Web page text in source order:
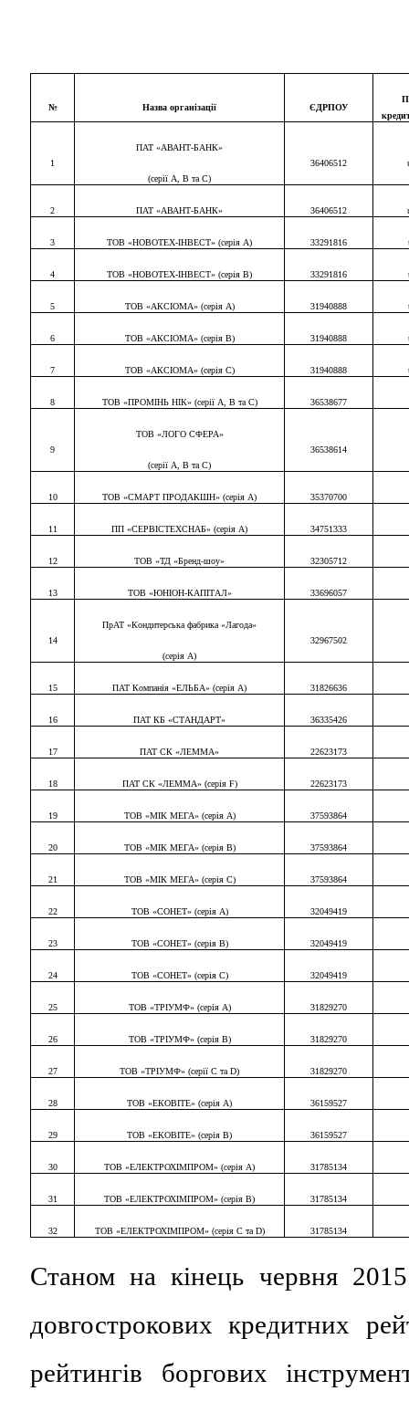
№ Назва організації ЄДРПОУ
1
ПАТ «АВАНТ-БАНК»
(серії А, В та С)
36406512
2 ПАТ «АВАНТ-БАНК» 36406512
3 ТОВ «НОВОТЕХ-ІНВЕСТ» (серія А) 33291816
4 ТОВ «НОВОТЕХ-ІНВЕСТ» (серія В) 33291816
5 ТОВ «АКСІОМА» (серія А) 31940888
6 ТОВ «АКСІОМА» (серія В) 31940888
7 ТОВ «АКСІОМА» (серія С) 31940888
8 ТОВ «ПРОМІНЬ НІК» (серії А, В та С) 36538677
9
ТОВ «ЛОГО СФЕРА»
(серії А, В та С)
36538614
10 ТОВ «СМАРТ ПРОДАКШН» (серія А) 35370700
11 ПП «СЕРВІСТЕХСНАБ» (серія A) 34751333
12 ТОВ «ТД «Бренд-шоу» 32305712
13 ТОВ «ЮНІОН-КАПІТАЛ» 33696057
14
ПрАТ «Кондитерська фабрика «Лагода»
(серія А)
32967502
15 ПАТ Компанія «ЕЛЬБА» (серія А) 31826636
16 ПАТ КБ «СТАНДАРТ» 36335426
17 ПАТ СК «ЛЕММА» 22623173
18 ПАТ СК «ЛЕММА» (серія F) 22623173
19 ТОВ «МІК МЕГА» (серія А) 37593864
20 ТОВ «МІК МЕГА» (серія В) 37593864
21 ТОВ «МІК МЕГА» (серія С) 37593864
22 ТОВ «СОНЕТ» (серія А) 32049419
23 ТОВ «СОНЕТ» (серія В) 32049419
24 ТОВ «СОНЕТ» (серія C) 32049419
25 ТОВ «ТРІУМФ» (серія А) 31829270
26 ТОВ «ТРІУМФ» (серія В) 31829270
27 ТОВ «ТРІУМФ» (серії С та D) 31829270
28 ТОВ «ЕКОВІТЕ» (серія А) 36159527
29 ТОВ «ЕКОВІТЕ» (серія В) 36159527
30 ТОВ «ЕЛЕКТРОХІМПРОМ» (серія А) 31785134
31 ТОВ «ЕЛЕКТРОХІМПРОМ» (серія В) 31785134
32 ТОВ «ЕЛЕКТРОХІМПРОМ» (серія Cта D) 31785134
Станом на кінець червня
довгострокових кредитних
рейтингів боргових